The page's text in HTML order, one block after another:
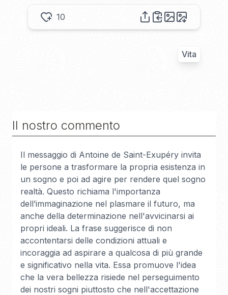
10
Vita
Il nostro commento
Il messaggio di Antoine de Saint-Exupéry invita
le persone a trasformare la propria esistenza in
un sogno e poi ad agire per rendere quel sogno
realtà. Questo richiama l'importanza
dell’immaginazione nel plasmare il futuro, ma
anche della determinazione nell'avvicinarsi ai
propri ideali. La frase suggerisce di non
accontentarsi delle condizioni attuali e
incoraggia ad aspirare a qualcosa di più grande
e significativo nella vita. Essa promuove l'idea
che la vera bellezza risiede nel perseguimento
dei nostri sogni piuttosto che nell'accettazione